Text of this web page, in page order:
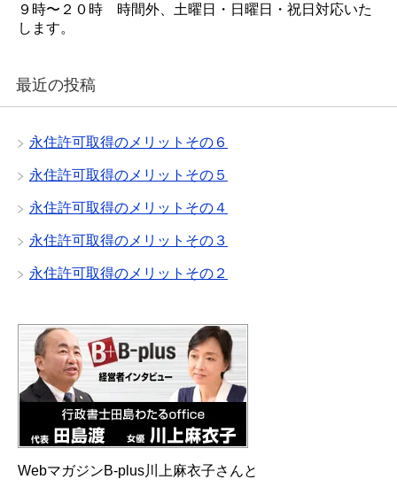
９時〜２０時 時間外、土曜日・日曜日・祝日対応いた
します。
最近の投稿
永住許可取得のメリットその６
永住許可取得のメリットその５
永住許可取得のメリットその４
永住許可取得のメリットその３
永住許可取得のメリットその２
WebマガジンB-plus川上麻衣子さんと